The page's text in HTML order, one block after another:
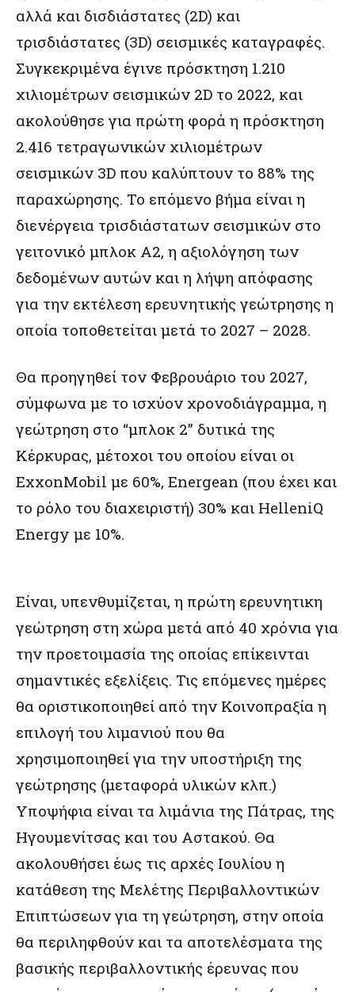
αλλά και δισδιάστατες (2D) και
τρισδιάστατες (3D) σεισμικές καταγραφές.
Συγκεκριμένα έγινε πρόσκτηση 1.210
χιλιομέτρων σεισμικών 2D το 2022, και
ακολούθησε για πρώτη φορά η πρόσκτηση
2.416 τετραγωνικών χιλιομέτρων
σεισμικών 3D που καλύπτουν το 88% της
παραχώρησης. Το επόμενο βήμα είναι η
διενέργεια τρισδιάστατων σεισμικών στο
γειτονικό μπλοκ Α2, η αξιολόγηση των
δεδομένων αυτών και η λήψη απόφασης
για την εκτέλεση ερευνητικής γεώτρησης η
οποία τοποθετείται μετά το 2027 – 2028.
Θα προηγηθεί τον Φεβρουάριο του 2027,
σύμφωνα με το ισχύον χρονοδιάγραμμα, η
γεώτρηση στο “μπλοκ 2” δυτικά της
Κέρκυρας, μέτοχοι του οποίου είναι οι
ExxonMobil με 60%, Energean (που έχει και
το ρόλο του διαχειριστή) 30% και HelleniQ
Energy με 10%.
Είναι, υπενθυμίζεται, η πρώτη ερευνητικη
γεώτρηση στη χώρα μετά από 40 χρόνια για
την προετοιμασία της οποίας επίκεινται
σημαντικές εξελίξεις. Τις επόμενες ημέρες
θα οριστικοποιηθεί από την Κοινοπραξία η
επιλογή του λιμανιού που θα
χρησιμοποιηθεί για την υποστήριξη της
γεώτρησης (μεταφορά υλικών κλπ.)
Υποψήφια είναι τα λιμάνια της Πάτρας, της
Ηγουμενίτσας και του Αστακού. Θα
ακολουθήσει έως τις αρχές Ιουλίου η
κατάθεση της Μελέτης Περιβαλλοντικών
Επιπτώσεων για τη γεώτρηση, στην οποία
θα περιληφθούν και τα αποτελέσματα της
βασικής περιβαλλοντικής έρευνας που